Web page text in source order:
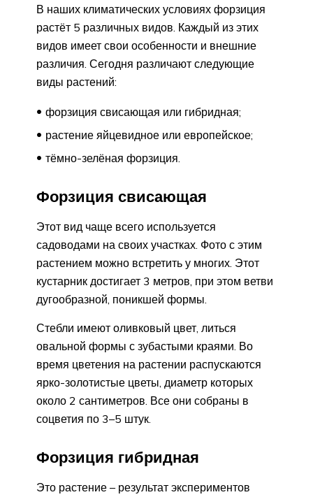
В наших климатических условиях форзиция
растёт 5 различных видов. Каждый из этих
видов имеет свои особенности и внешние
различия. Сегодня различают следующие
виды растений:
форзиция свисающая или гибридная;
растение яйцевидное или европейское;
тёмно-зелёная форзиция.
Форзиция свисающая
Этот вид чаще всего используется
садоводами на своих участках. Фото с этим
растением можно встретить у многих. Этот
кустарник достигает 3 метров, при этом ветви
дугообразной, поникшей формы.
Стебли имеют оливковый цвет, литься
овальной формы с зубастыми краями. Во
время цветения на растении распускаются
ярко-золотистые цветы, диаметр которых
около 2 сантиметров. Все они собраны в
соцветия по 3–5 штук.
Форзиция гибридная
Это растение – результат экспериментов